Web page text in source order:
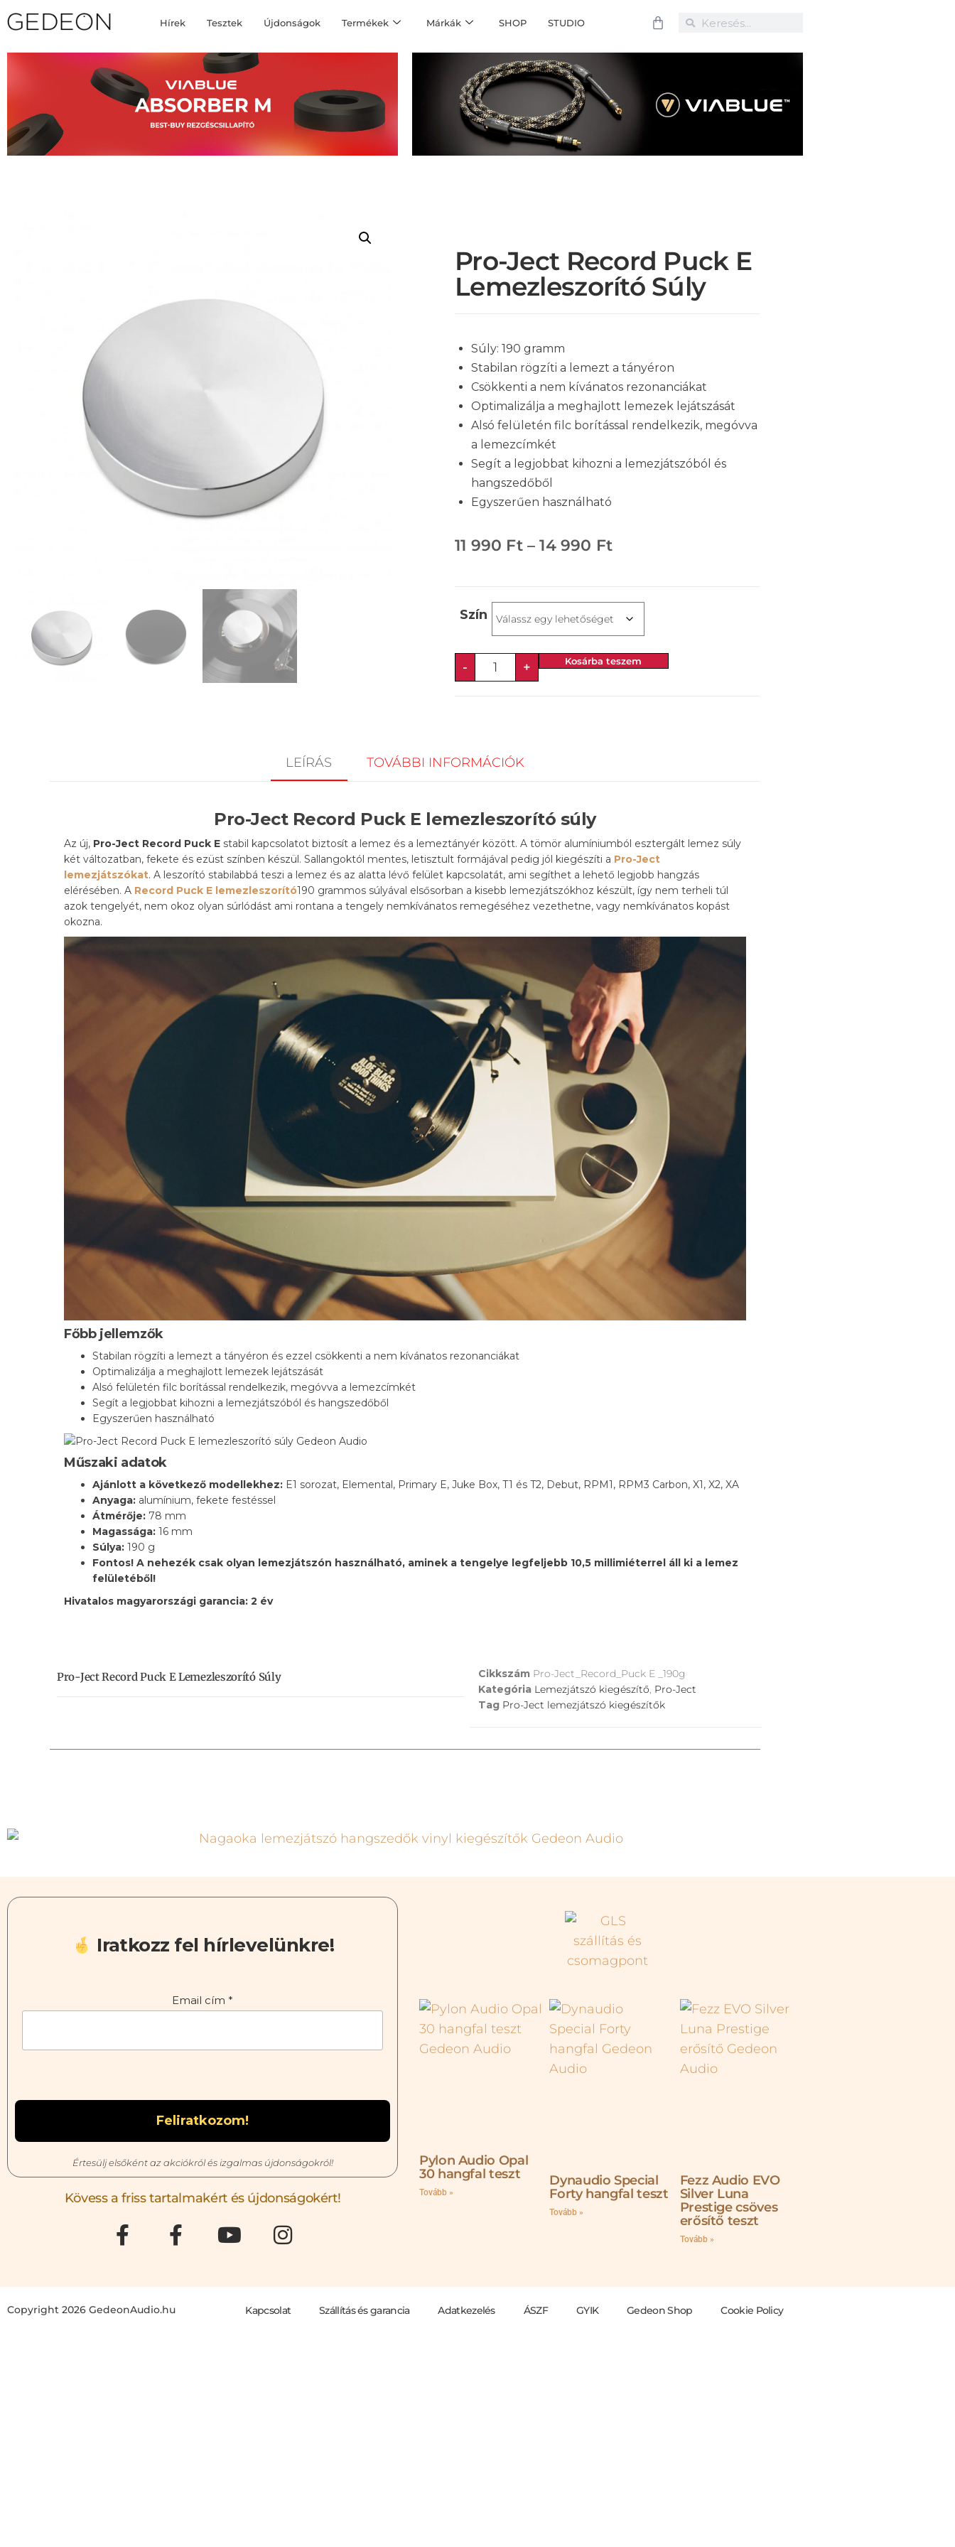
Hírek Tesztek Újdonságok Termékek Márkák SHOP STUDIO
Pro-Ject Record Puck E
Lemezleszorító Súly
Súly: 190 gramm
Stabilan rögzíti a lemezt a tányéron
Csökkenti a nem kívánatos rezonanciákat
Optimalizálja a meghajlott lemezek lejátszását
Alsó felületén filc borítással rendelkezik, megóvva
a lemezcímkét
Segít a legjobbat kihozni a lemezjátszóból és
hangszedőből
Egyszerűen használható
11 990 Ft – 14 990 Ft
Szín
- + Kosárba teszem
LEÍRÁS TOVÁBBI INFORMÁCIÓK
Pro-Ject Record Puck E lemezleszorító súly
Az új, Pro-Ject Record Puck E stabil kapcsolatot biztosít a lemez és a lemeztányér között. A tömör alumíniumból esztergált lemez súly
két változatban, fekete és ezüst színben készül. Sallangoktól mentes, letisztult formájával pedig jól kiegészíti a Pro-Ject
lemezjátszókat. A leszorító stabilabbá teszi a lemez és az alatta lévő felület kapcsolatát, ami segíthet a lehető legjobb hangzás
elérésében. A Record Puck E lemezleszorító190 grammos súlyával elsősorban a kisebb lemezjátszókhoz készült, így nem terheli túl
azok tengelyét, nem okoz olyan súrlódást ami rontana a tengely nemkívánatos remegéséhez vezethetne, vagy nemkívánatos kopást
okozna.
Főbb jellemzők
Stabilan rögzíti a lemezt a tányéron és ezzel csökkenti a nem kívánatos rezonanciákat
Optimalizálja a meghajlott lemezek lejátszását
Alsó felületén filc borítással rendelkezik, megóvva a lemezcímkét
Segít a legjobbat kihozni a lemezjátszóból és hangszedőből
Egyszerűen használható
Műszaki adatok
Ajánlott a következő modellekhez: E1 sorozat, Elemental, Primary E, Juke Box, T1 és T2, Debut, RPM1, RPM3 Carbon, X1, X2, XA
Anyaga: alumínium, fekete festéssel
Átmérője: 78 mm
Magassága: 16 mm
Súlya: 190 g
Fontos! A nehezék csak olyan lemezjátszón használható, aminek a tengelye legfeljebb 10,5 millimiéterrel áll ki a lemez
felületéből!
Hivatalos magyarországi garancia: 2 év
Pro-Ject Record Puck E Lemezleszorító Súly Cikkszám Pro-Ject_Record_Puck E _190g
Kategória Lemezjátszó kiegészítő Pro-Ject
Tag Pro-Ject lemezjátszó kiegészítők
Iratkozz fel hírlevelünkre!
Email cím *
Értesülj elsőként az akciókról és izgalmas újdonságokról!
Kövess a friss tartalmakért és újdonságokért!
Pylon Audio Opal
30 hangfal teszt
Tovább »
Dynaudio Special
Forty hangfal teszt
Tovább »
Fezz Audio EVO
Silver Luna
Prestige csöves
erősítő teszt
Tovább »
Copyright 2026 GedeonAudio.hu Kapcsolat Szállítás és garancia Adatkezelés ÁSZF GYIK Gedeon Shop Cookie Policy